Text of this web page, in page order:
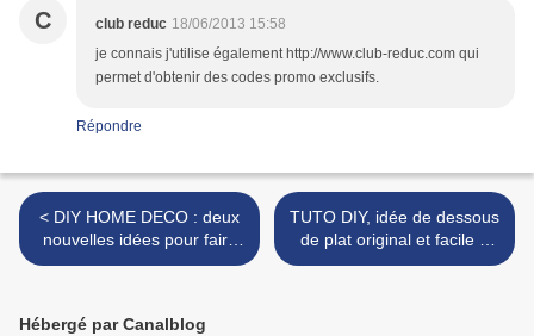
C club reduc 18/06/2013 15:58
je connais j'utilise également http://www.club-reduc.com qui
permet d'obtenir des codes promo exclusifs.
Répondre
< DIY HOME DECO : deux
nouvelles idées pour faire
des châssis déco faciles
TUTO DIY, idée de dessous
de plat original et facile à
faire ! >
Hébergé par Canalblog